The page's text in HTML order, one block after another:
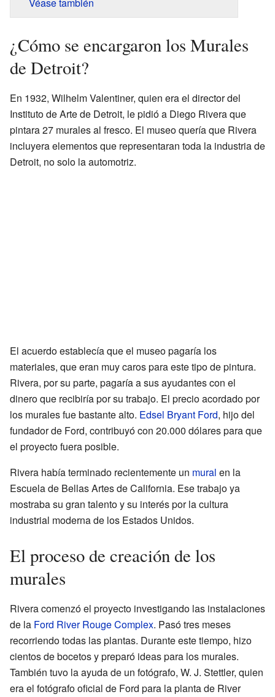
¿Cómo se encargaron los Murales
de Detroit?
En 1932, Wilhelm Valentiner, quien era el director del
Instituto de Arte de Detroit, le pidió a Diego Rivera que
pintara 27 murales al fresco. El museo quería que Rivera
incluyera elementos que representaran toda la industria de
Detroit, no solo la automotriz.
El acuerdo establecía que el museo pagaría los
materiales, que eran muy caros para este tipo de pintura.
Rivera, por su parte, pagaría a sus ayudantes con el
dinero que recibiría por su trabajo. El precio acordado por
los murales fue bastante alto. Edsel Bryant Ford, hijo del
fundador de Ford, contribuyó con 20.000 dólares para que
el proyecto fuera posible.
Rivera había terminado recientemente un mural en la
Escuela de Bellas Artes de California. Ese trabajo ya
mostraba su gran talento y su interés por la cultura
industrial moderna de los Estados Unidos.
El proceso de creación de los
murales
Rivera comenzó el proyecto investigando las instalaciones
de la Ford River Rouge Complex. Pasó tres meses
recorriendo todas las plantas. Durante este tiempo, hizo
cientos de bocetos y preparó ideas para los murales.
También tuvo la ayuda de un fotógrafo, W. J. Stettler, quien
era el fotógrafo oficial de Ford para la planta de River